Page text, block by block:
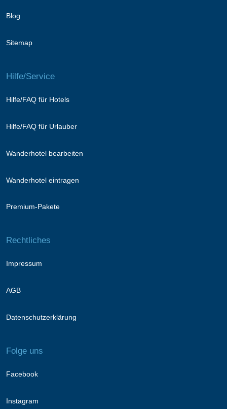
Blog
Sitemap
Hilfe/Service
Hilfe/FAQ für Hotels
Hilfe/FAQ für Urlauber
Wanderhotel bearbeiten
Wanderhotel eintragen
Premium-Pakete
Rechtliches
Impressum
AGB
Datenschutzerklärung
Folge uns
Facebook
Instagram